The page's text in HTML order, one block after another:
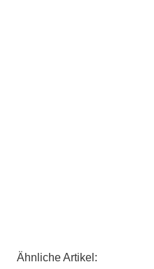
Ähnliche Artikel: